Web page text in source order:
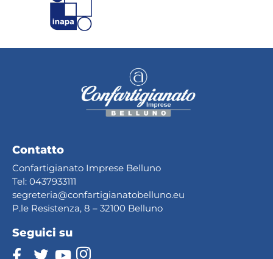
Contatto
Confartigianato Imprese Belluno
Tel: 0437933111
segreteria@confartigianatobelluno.eu
P.le Resistenza, 8 – 32100 Belluno
Seguici su